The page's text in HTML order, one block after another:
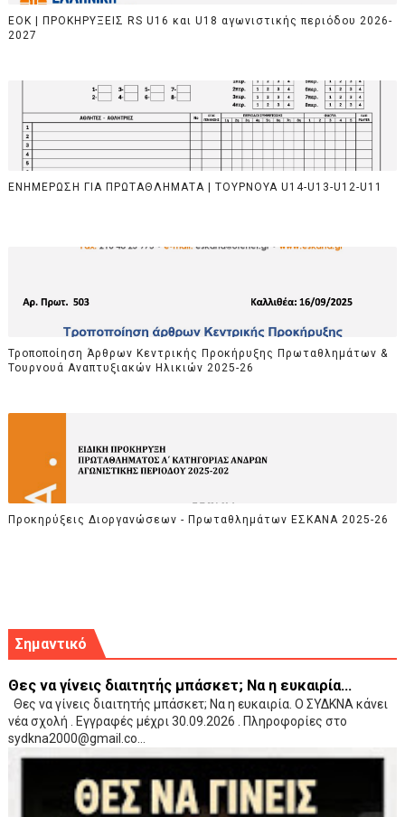
EOK | ΠΡΟΚΗΡΥΞΕΙΣ RS U16 και U18 αγωνιστικής περιόδου 2026-
2027
ΕΝΗΜΕΡΩΣΗ ΓΙΑ ΠΡΩΤΑΘΛΗΜΑΤΑ | ΤΟΥΡΝΟΥΑ U14-U13-U12-U11
Τροποποίηση Άρθρων Κεντρικής Προκήρυξης Πρωταθλημάτων &
Τουρνουά Αναπτυξιακών Ηλικιών 2025-26
Προκηρύξεις Διοργανώσεων - Πρωταθλημάτων ΕΣΚΑΝΑ 2025-26
Σημαντικό
Θες να γίνεις διαιτητής μπάσκετ; Να η ευκαιρία...
Θες να γίνεις διαιτητής μπάσκετ; Να η ευκαιρία. Ο ΣΥΔΚΝΑ κάνει
νέα σχολή . Εγγραφές μέχρι 30.09.2026 . Πληροφορίες στο
sydkna2000@gmail.co...